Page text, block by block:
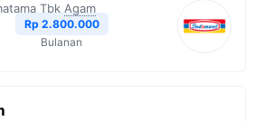
Tbk Agam
Rp 2.800.000
Bulanan